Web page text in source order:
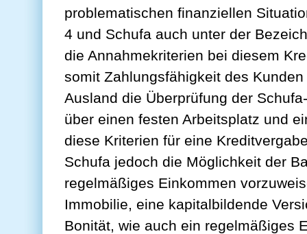
problematischen finanziellen
4 und Schufa auch unter der
die Annahmekriterien bei diesem
somit Zahlungsfähigkeit des
Ausland die Überprüfung der
über einen festen Arbeitsplatz und
diese Kriterien für eine
Schufa jedoch die Möglichkeit der
regelmäßiges Einkommen
Immobilie, eine kapitalbildende
Bonität, wie auch ein regelmäßiges